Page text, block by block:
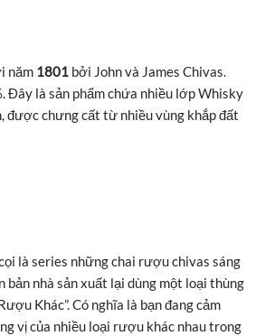
năm 1801 bởi John và James Chivas.
Đây là sản phẩm chứa nhiều lớp Whisky
được chưng cất từ nhiều vùng khắp đất
là series những chai rượu chivas sáng
bản nhà sản xuất lại dùng một loại thùng
Khác”. Có nghĩa là bạn đang cảm
vị của nhiều loại rượu khác nhau trong